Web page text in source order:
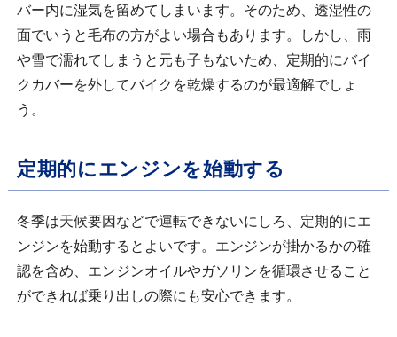
バー内に湿気を留めてしまいます。そのため、透湿性の
面でいうと毛布の方がよい場合もあります。しかし、雨
や雪で濡れてしまうと元も子もないため、定期的にバイ
クカバーを外してバイクを乾燥するのが最適解でしょ
う。
定期的にエンジンを始動する
冬季は天候要因などで運転できないにしろ、定期的にエ
ンジンを始動するとよいです。エンジンが掛かるかの確
認を含め、エンジンオイルやガソリンを循環させること
ができれば乗り出しの際にも安心できます。